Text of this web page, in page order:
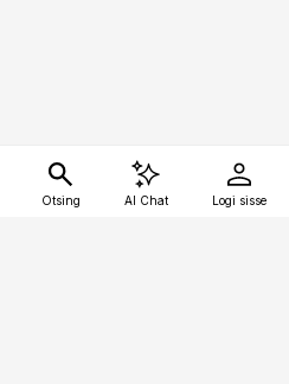
Otsing AI Chat Logi sisse